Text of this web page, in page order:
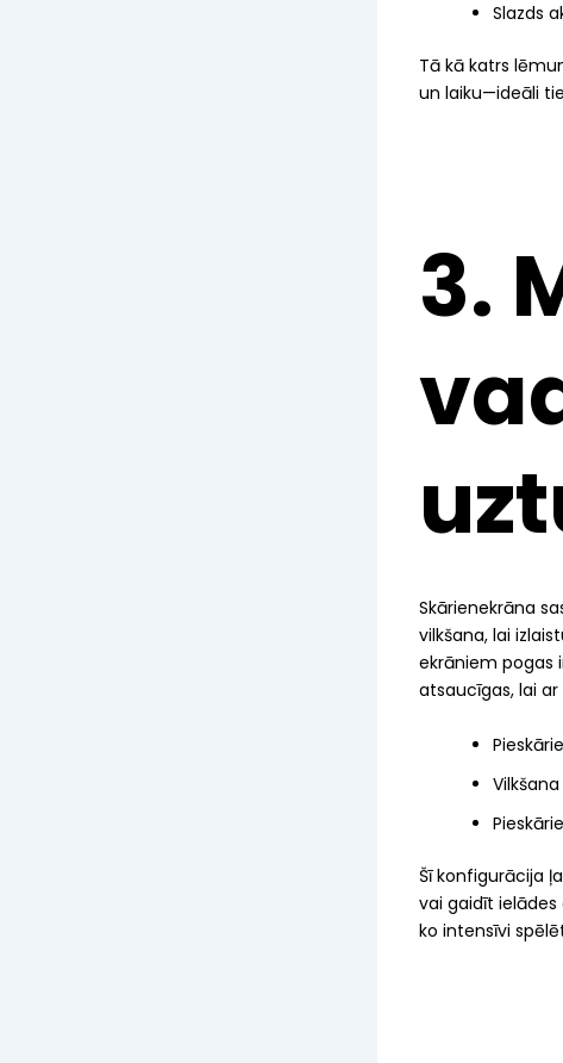
Slazds
Tā kā katrs
un laiku—ideāli
3.
Skārienekrāna
vilkšana, lai
ekrāniem pogas
atsaucīgas, lai
Šī konfigurācija
vai gaidīt
ko intensīvi